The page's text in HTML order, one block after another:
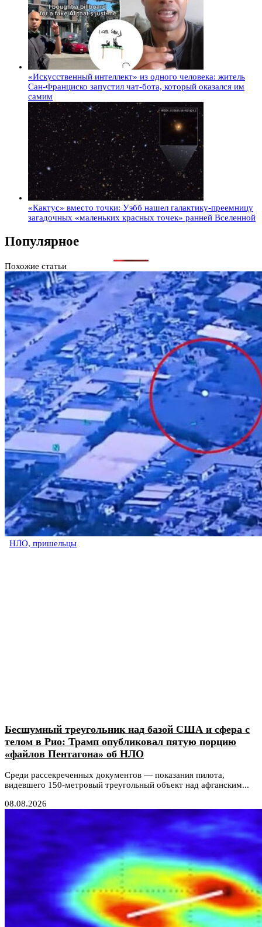
«Искусственный интеллект» из одного человека: житель
Сан-Франциско запустил чат-бота, который оказался им
самим
«Кактус» вместо точки: Уэбб нашел галактику-преемницу
загадочных «маленьких красных точек» ранней Вселенной
Популярное
Похожие статьи
НЛО, пришельцы
Бесшумный треугольник над базой США и сфера с
телом в Рио: Трамп опубликовал пятую порцию
«файлов Пентагона» об НЛО
Среди рассекреченных документов — показания пилота,
видевшего 150-метровый треугольный объект над афганским...
08.08.2026